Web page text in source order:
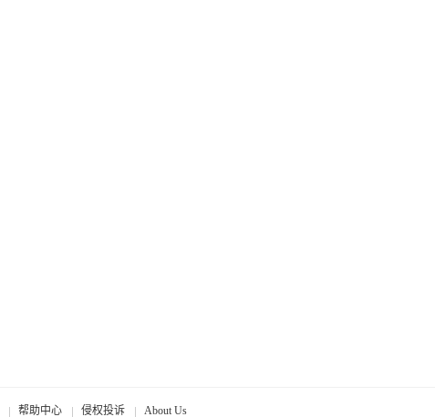
帮助中心 侵权投诉 About Us